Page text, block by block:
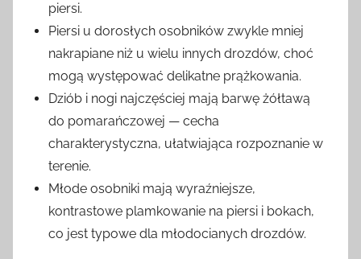
piersi.
Piersi u dorosłych osobników zwykle mniej
nakrapiane niż u wielu innych drozdów, choć
mogą występować delikatne prążkowania.
Dziób i nogi najczęściej mają barwę żółtawą
do pomarańczowej — cecha
charakterystyczna, ułatwiająca rozpoznanie w
terenie.
Młode osobniki mają wyraźniejsze,
kontrastowe plamkowanie na piersi i bokach,
co jest typowe dla młodocianych drozdów.